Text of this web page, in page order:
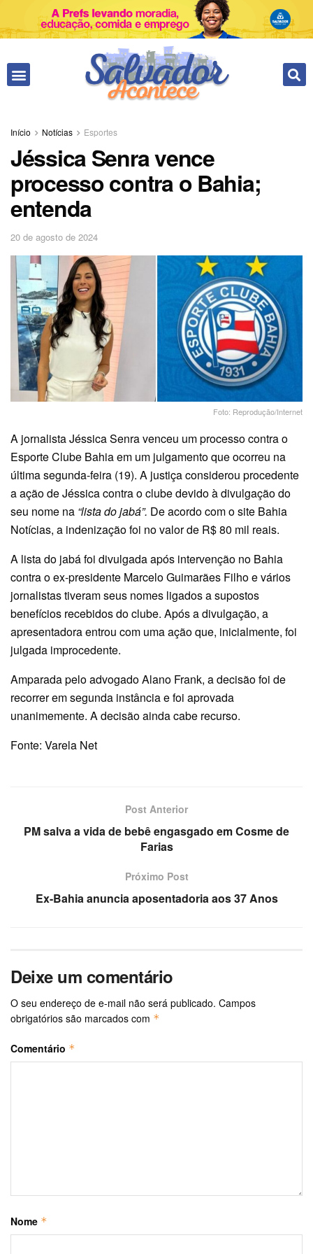
Início Notícias Esportes
Jéssica Senra vence
processo contra o Bahia;
entenda
20 de agosto de 2024
Foto: Reprodução/Internet
A jornalista Jéssica Senra venceu um processo contra o
Esporte Clube Bahia em um julgamento que ocorreu na
última segunda-feira (19). A justiça considerou procedente
a ação de Jéssica contra o clube devido à divulgação do
seu nome na “lista do jabá”. De acordo com o site Bahia
Notícias, a indenização foi no valor de R$ 80 mil reais.
A lista do jabá foi divulgada após intervenção no Bahia
contra o ex-presidente Marcelo Guimarães Filho e vários
jornalistas tiveram seus nomes ligados a supostos
benefícios recebidos do clube. Após a divulgação, a
apresentadora entrou com uma ação que, inicialmente, foi
julgada improcedente.
Amparada pelo advogado Alano Frank, a decisão foi de
recorrer em segunda instância e foi aprovada
unanimemente. A decisão ainda cabe recurso.
Fonte: Varela Net
Post Anterior
PM salva a vida de bebê engasgado em Cosme de
Farias
Próximo Post
Ex-Bahia anuncia aposentadoria aos 37 Anos
Deixe um comentário
O seu endereço de e-mail não será publicado. Campos
obrigatórios são marcados com *
Comentário *
Nome *